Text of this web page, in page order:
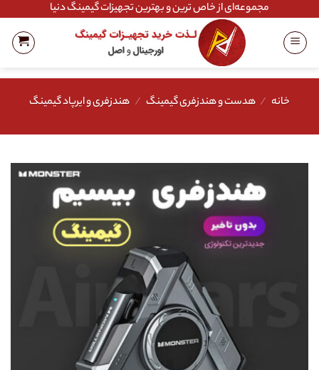
content
مجموعه‌ای از خاص ترین و بهترین تجهیزات گیمینگ دنیا
خانه / هدست و هندزفری گیمینگ / هندزفری و ایرپاد گیمینگ